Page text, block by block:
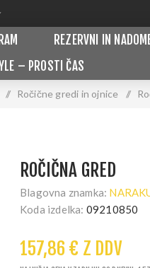
REZERVNI IN
– PROSTI ČAS
/ Ročične gredi in ojnice /
ROČIČNA GRED
Blagovna znamka:
Koda izdelka: 09210850
157,86 € Z DDV